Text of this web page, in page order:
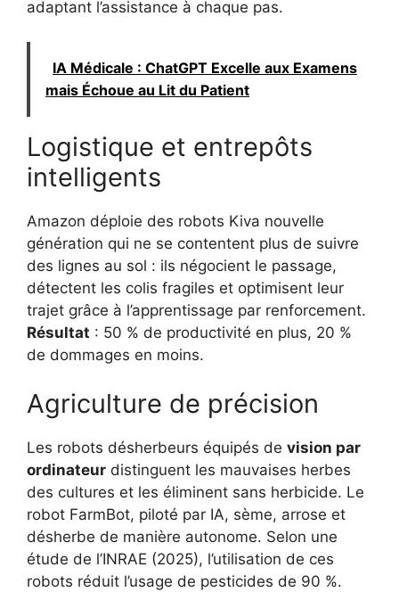
adaptant l’assistance à chaque pas.
IA Médicale : ChatGPT Excelle aux Examens
mais Échoue au Lit du Patient
Logistique et entrepôts
intelligents
Amazon déploie des robots Kiva nouvelle
génération qui ne se contentent plus de suivre
des lignes au sol : ils négocient le passage,
détectent les colis fragiles et optimisent leur
trajet grâce à l’apprentissage par renforcement.
Résultat : 50 % de productivité en plus, 20 %
de dommages en moins.
Agriculture de précision
Les robots désherbeurs équipés de vision par
ordinateur distinguent les mauvaises herbes
des cultures et les éliminent sans herbicide. Le
robot FarmBot, piloté par IA, sème, arrose et
désherbe de manière autonome. Selon une
étude de l’INRAE (2025), l’utilisation de ces
robots réduit l’usage de pesticides de 90 %.